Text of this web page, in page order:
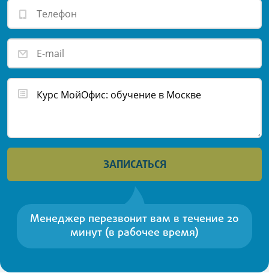
ЗАПИСАТЬСЯ
Менеджер перезвонит вам в течение 20
минут (в рабочее время)